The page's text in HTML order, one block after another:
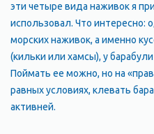
эти четыре вида наживок я
использовал. Что интересно:
морских наживок, а именно
(кильки или хамсы), у
Поймать ее можно, но на
равных условиях, клевать
активней.